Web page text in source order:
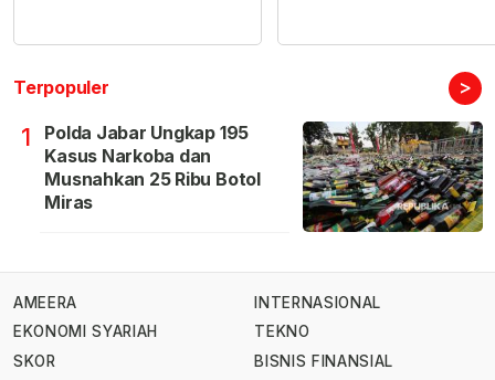
Terpopuler >
1
Polda Jabar Ungkap 195
Kasus Narkoba dan
Musnahkan 25 Ribu Botol
Miras
AMEERA
EKONOMI SYARIAH
SKOR
INTERNASIONAL
TEKNO
BISNIS FINANSIAL